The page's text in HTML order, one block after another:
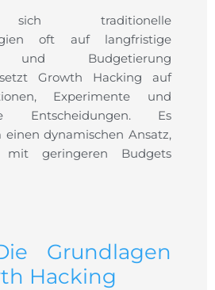
traditionelle
oft auf langfristige
und Budgetierung
Growth Hacking auf
Experimente und
Entscheidungen. Es
dynamischen Ansatz,
geringeren Budgets
Grundlagen
Hacking